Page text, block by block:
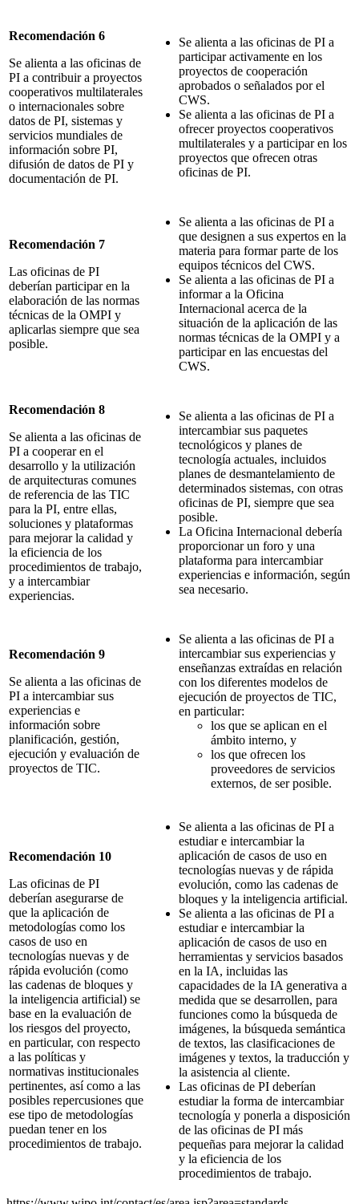
Recomendación 6
Se alienta a las oficinas de
PI a contribuir a proyectos
cooperativos multilaterales
o internacionales sobre
datos de PI, sistemas y
servicios mundiales de
información sobre PI,
difusión de datos de PI y
documentación de PI.
Se alienta a las oficinas de PI a
participar activamente en los
proyectos de cooperación
aprobados o señalados por el
CWS.
Se alienta a las oficinas de PI a
ofrecer proyectos cooperativos
multilaterales y a participar en los
proyectos que ofrecen otras
oficinas de PI.
Recomendación 7
Las oficinas de PI
deberían participar en la
elaboración de las normas
técnicas de la OMPI y
aplicarlas siempre que sea
posible.
Se alienta a las oficinas de PI a
que designen a sus expertos en la
materia para formar parte de los
equipos técnicos del CWS.
Se alienta a las oficinas de PI a
informar a la Oficina
Internacional acerca de la
situación de la aplicación de las
normas técnicas de la OMPI y a
participar en las encuestas del
CWS.
Recomendación 8
Se alienta a las oficinas de
PI a cooperar en el
desarrollo y la utilización
de arquitecturas comunes
de referencia de las TIC
para la PI, entre ellas,
soluciones y plataformas
para mejorar la calidad y
la eficiencia de los
procedimientos de trabajo,
y a intercambiar
experiencias.
Se alienta a las oficinas de PI a
intercambiar sus paquetes
tecnológicos y planes de
tecnología actuales, incluidos
planes de desmantelamiento de
determinados sistemas, con otras
oficinas de PI, siempre que sea
posible.
La Oficina Internacional debería
proporcionar un foro y una
plataforma para intercambiar
experiencias e información, según
sea necesario.
Recomendación 9
Se alienta a las oficinas de
PI a intercambiar sus
experiencias e
información sobre
planificación, gestión,
ejecución y evaluación de
proyectos de TIC.
Se alienta a las oficinas de PI a
intercambiar sus experiencias y
enseñanzas extraídas en relación
con los diferentes modelos de
ejecución de proyectos de TIC,
en particular:
los que se aplican en el
ámbito interno, y
los que ofrecen los
proveedores de servicios
externos, de ser posible.
Recomendación 10
Las oficinas de PI
deberían asegurarse de
que la aplicación de
metodologías como los
casos de uso en
tecnologías nuevas y de
rápida evolución (como
las cadenas de bloques y
la inteligencia artificial) se
base en la evaluación de
los riesgos del proyecto,
en particular, con respecto
a las políticas y
normativas institucionales
pertinentes, así como a las
posibles repercusiones que
ese tipo de metodologías
puedan tener en los
procedimientos de trabajo.
Se alienta a las oficinas de PI a
estudiar e intercambiar la
aplicación de casos de uso en
tecnologías nuevas y de rápida
evolución, como las cadenas de
bloques y la inteligencia artificial.
Se alienta a las oficinas de PI a
estudiar e intercambiar la
aplicación de casos de uso en
herramientas y servicios basados
en la IA, incluidas las
capacidades de la IA generativa a
medida que se desarrollen, para
funciones como la búsqueda de
imágenes, la búsqueda semántica
de textos, las clasificaciones de
imágenes y textos, la traducción y
la asistencia al cliente.
Las oficinas de PI deberían
estudiar la forma de intercambiar
tecnología y ponerla a disposición
de las oficinas de PI más
pequeñas para mejorar la calidad
y la eficiencia de los
procedimientos de trabajo.